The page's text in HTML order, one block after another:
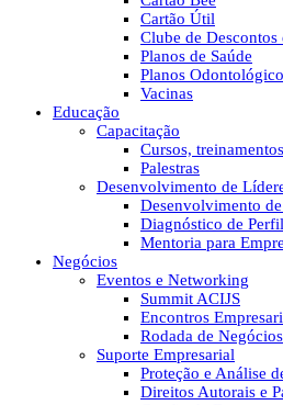
Cartão Útil
Clube de Descontos
Planos de Saúde
Planos
Vacinas
Educação
Capacitação
Cursos,
Palestras
Desenvolvimento de
Desenvolvimento
Diagnóstico de
Mentoria para
Negócios
Eventos e Networking
Summit ACIJS
Encontros
Rodada de Negócios
Suporte Empresarial
Proteção e Análise
Direitos Autorais e